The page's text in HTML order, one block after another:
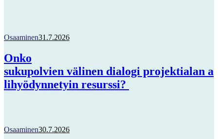
Osaaminen31.7.2026
Onko
sukupolvien välinen dialogi projektialan a
lihyödynnetyin resurssi?
Osaaminen30.7.2026